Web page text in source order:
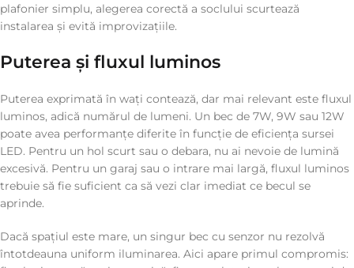
plafonier simplu, alegerea corectă a soclului scurtează
instalarea și evită improvizațiile.
Puterea și fluxul luminos
Puterea exprimată în wați contează, dar mai relevant este fluxul
luminos, adică numărul de lumeni. Un bec de 7W, 9W sau 12W
poate avea performanțe diferite în funcție de eficiența sursei
LED. Pentru un hol scurt sau o debara, nu ai nevoie de lumină
excesivă. Pentru un garaj sau o intrare mai largă, fluxul luminos
trebuie să fie suficient ca să vezi clar imediat ce becul se
aprinde.
Dacă spațiul este mare, un singur bec cu senzor nu rezolvă
întotdeauna uniform iluminarea. Aici apare primul compromis: